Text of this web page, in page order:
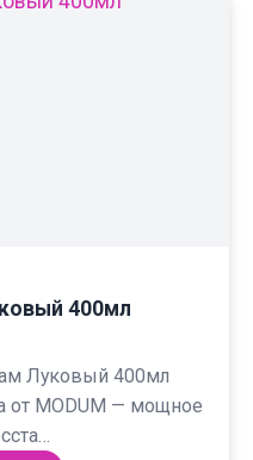
400мл
Луковый 400мл
от MODUM — мощное